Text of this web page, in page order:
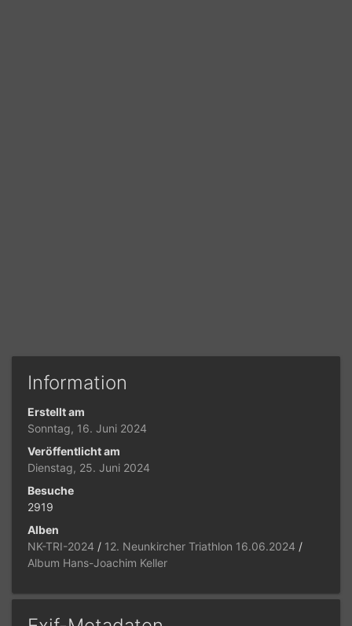
Information
Erstellt am
Sonntag, 16. Juni 2024
Veröffentlicht am
Dienstag, 25. Juni 2024
Besuche
2919
Alben
NK-TRI-2024 / 12. Neunkircher Triathlon 16.06.2024 /
Album Hans-Joachim Keller